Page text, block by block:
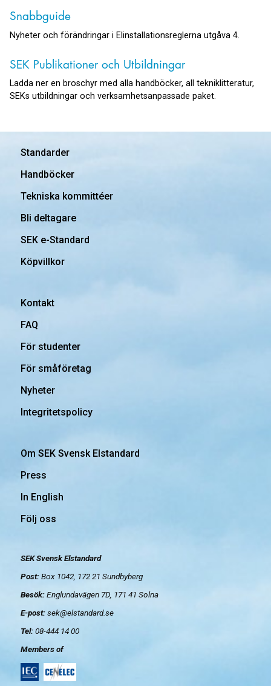
Snabbguide
Nyheter och förändringar i Elinstallationsreglerna utgåva 4.
SEK Publikationer och Utbildningar
Ladda ner en broschyr med alla handböcker, all tekniklitteratur,
SEKs utbildningar och verksamhetsanpassade paket.
Standarder
Handböcker
Tekniska kommittéer
Bli deltagare
SEK e-Standard
Köpvillkor
Kontakt
FAQ
För studenter
För småföretag
Nyheter
Integritetspolicy
Om SEK Svensk Elstandard
Press
In English
Följ oss
SEK Svensk Elstandard
Post:Box 1042, 172 21 Sundbyberg
Besök:Englundavägen 7D, 171 41 Solna
E-post:sek@elstandard.se
Tel:08-444 14 00
Members of